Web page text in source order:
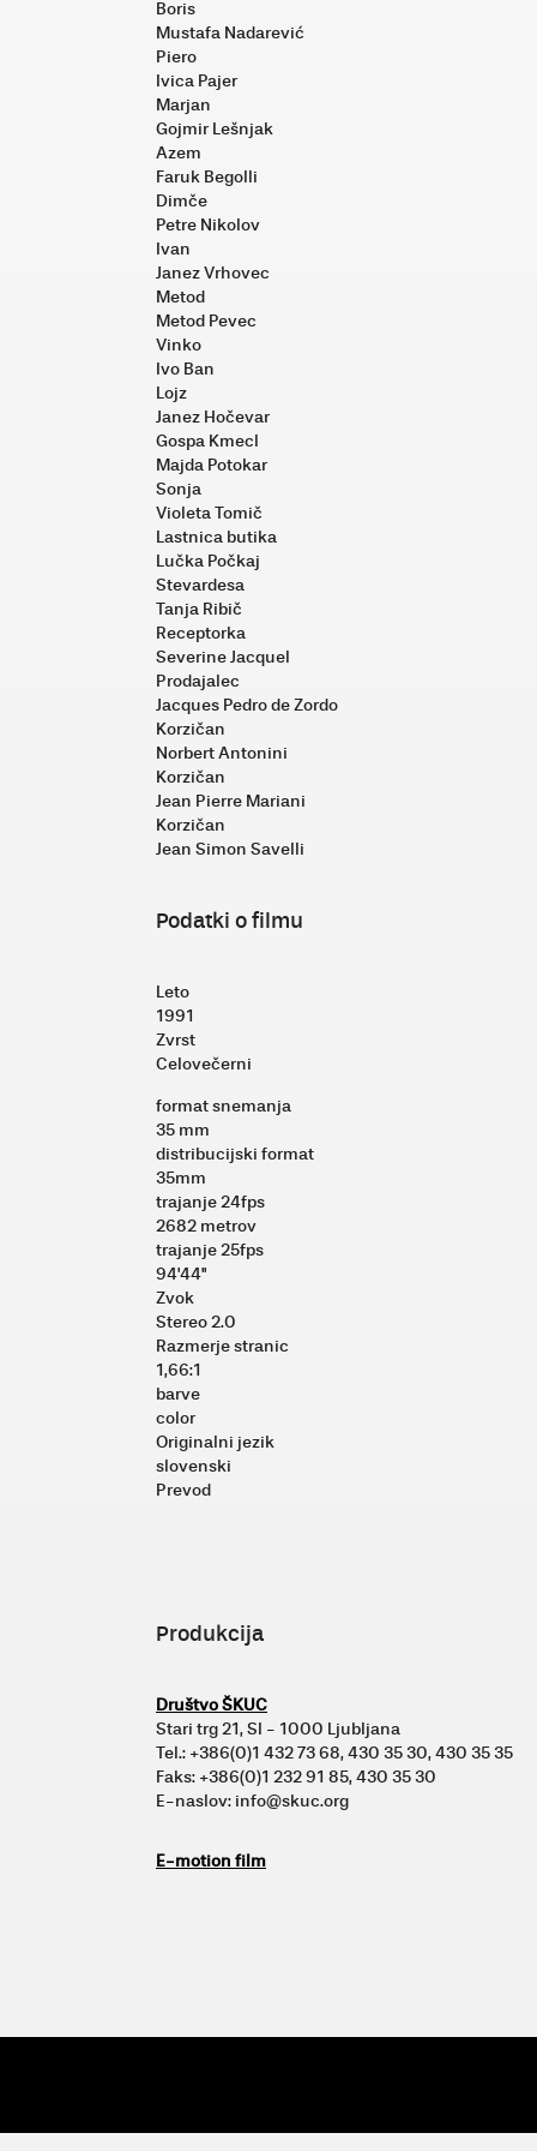
Boris
Mustafa Nadarević
Piero
Ivica Pajer
Marjan
Gojmir Lešnjak
Azem
Faruk Begolli
Dimče
Petre Nikolov
Ivan
Janez Vrhovec
Metod
Metod Pevec
Vinko
Ivo Ban
Lojz
Janez Hočevar
Gospa Kmecl
Majda Potokar
Sonja
Violeta Tomič
Lastnica butika
Lučka Počkaj
Stevardesa
Tanja Ribič
Receptorka
Severine Jacquel
Prodajalec
Jacques Pedro de Zordo
Korzičan
Norbert Antonini
Korzičan
Jean Pierre Mariani
Korzičan
Jean Simon Savelli
Podatki o filmu
Leto
1991
Zvrst
Celovečerni
format snemanja
35 mm
distribucijski format
35mm
trajanje 24fps
2682 metrov
trajanje 25fps
94'44''
Zvok
Stereo 2.0
Razmerje stranic
1,66:1
barve
color
Originalni jezik
slovenski
Prevod
Produkcija
Društvo ŠKUC
Stari trg 21, SI - 1000 Ljubljana
Tel.: +386(0)1 432 73 68, 430 35 30, 430 35 35
Faks: +386(0)1 232 91 85, 430 35 30
E-naslov: info@skuc.org
E-motion film